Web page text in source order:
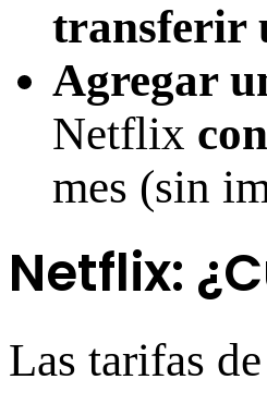
transferir
Agregar
Netflix
mes (sin
Netflix:
Las tarifas